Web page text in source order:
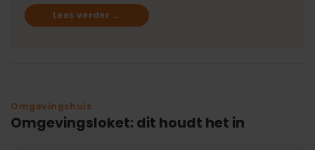
Lees verder →
Omgevingshuis
Omgevingsloket: dit houdt het in